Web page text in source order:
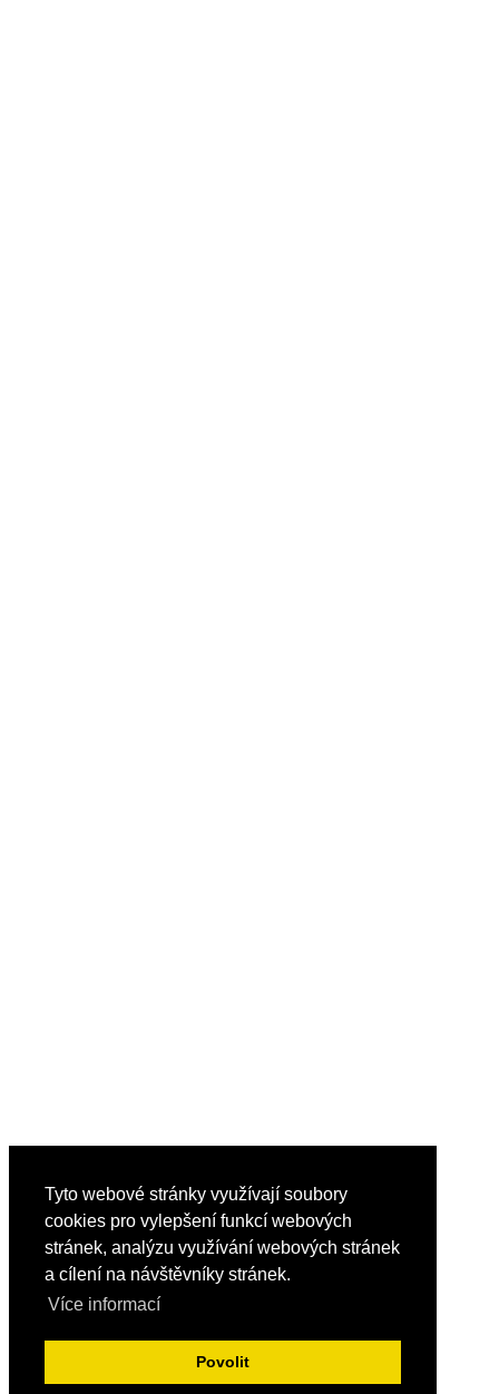
Tyto webové stránky využívají soubory
cookies pro vylepšení funkcí webových
stránek, analýzu využívání webových stránek
a cílení na návštěvníky stránek.
Více informací
Povolit